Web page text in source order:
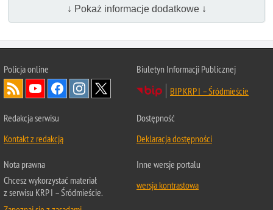
↓ Pokaż informacje dodatkowe ↓
Policja online
Biuletyn Informacji Publicznej
BIP KRP I – Śródmieście
Redakcja serwisu
Kontakt z redakcją
Dostępność
Deklaracja dostępności
Nota prawna
Chcesz wykorzystać materiał
z serwisu KRP I – Śródmieście.
Inne wersje portalu
wersja kontrastowa